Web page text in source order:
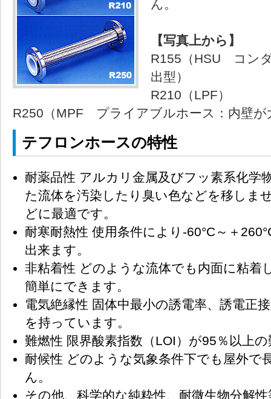
ん。
【写真上から】
R155（HSU コン
出型）
R210（LPF）
R250（MPF プライアブルホース：内壁が
テフロンホースの特性
耐薬品性 アルカリ金属及びフッ素系化学
た流体を汚染したり臭い色などを移しま
どに最適です。
耐寒耐熱性 使用条件により-60°C～＋
出来ます。
非粘着性 どのような流体でも内面に粘着
簡単にできます。
電気絶縁性 固体中最小の誘電率、誘電正
を持っています。
難燃性 限界酸素指数（LOI）が95％以上
耐候性 どのような気象条件下でも屋外で
ん。
その他、科学的な純粋性、耐微生物分解